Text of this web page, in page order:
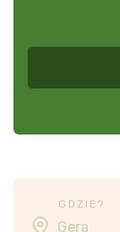
GDZIE?
Gera